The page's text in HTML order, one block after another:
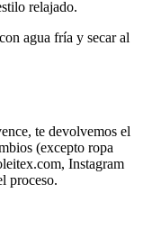
relajado.
agua fría y secar al
te devolvemos el
(excepto ropa
Instagram
proceso.